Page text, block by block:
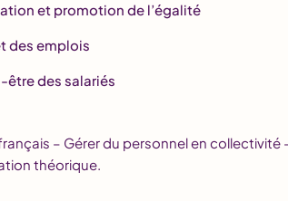
et promotion de l’égalité
des emplois
être des salariés
– Gérer du personnel en collectivité
théorique.